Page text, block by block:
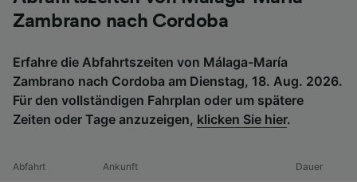
Zambrano nach Cordoba
Erfahre die Abfahrtszeiten von Málaga-María
Zambrano nach Cordoba am Dienstag, 18. Aug. 2026.
Für den vollständigen Fahrplan oder um spätere
Zeiten oder Tage anzuzeigen, klicken Sie hier.
Abfahrt Ankunft Dauer